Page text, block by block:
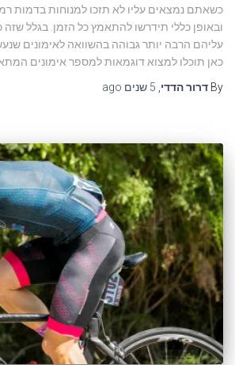
כשאתם נמצאים עליו לא תזכו למנוחות בדמות
ובאופן כללי תידרשו להתאמץ כל הזמן. בגלל שזה
עליהם הרבה יותר גבוהה בהשוואה לאימונים
כאן תוכלו למצוא דוגמאות למספר אימונים
By דרור הדדי, 5 שנים